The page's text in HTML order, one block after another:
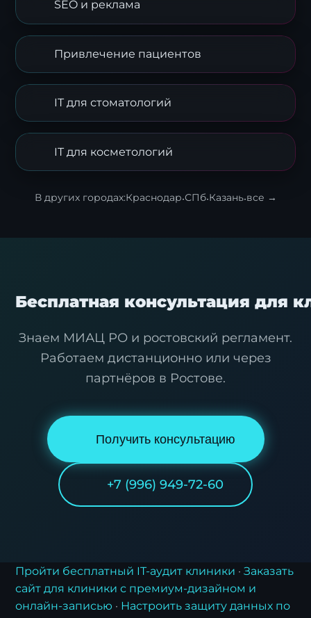
SEO и реклама
Привлечение пациентов
IT для стоматологий
IT для косметологий
В других городах:Краснодар·СПб·Казань·все →
Бесплатная консультация для
Знаем МИАЦ РО и ростовский регламент.
Работаем дистанционно или через
партнёров в Ростове.
Получить консультацию
+7 (996) 949-72-60
Пройти бесплатный IT-аудит клиники ·Заказать
сайт для клиники с премиум-дизайном и
онлайн-записью · Настроить защиту данных по